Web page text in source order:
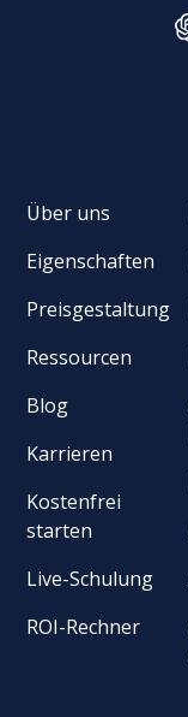
Über uns
Eigenschaften
Preisgestaltung
Ressourcen
Blog
Karrieren
Kostenfrei
starten
Live-Schulung
ROI-Rechner